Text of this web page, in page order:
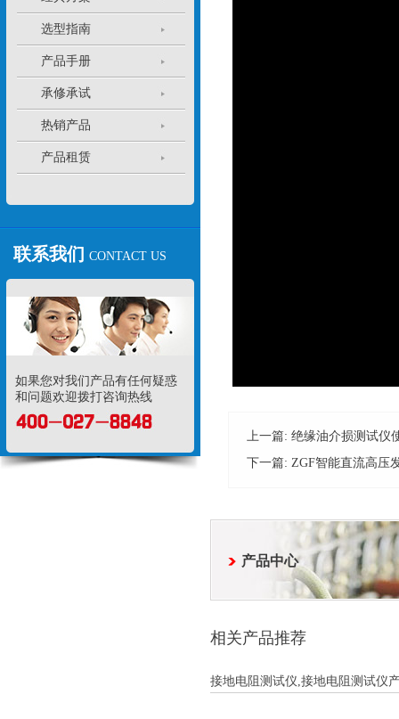
选型指南
产品手册
承修承试
热销产品
产品租赁
联系我们 CONTACT US
如果您对我们产品有任何疑惑
和问题欢迎拨打咨询热线
上一篇: 绝缘油介损测试仪
下一篇: ZGF智能直流高压
产品中心
相关产品推荐
接地电阻测试仪,接地电阻测试仪